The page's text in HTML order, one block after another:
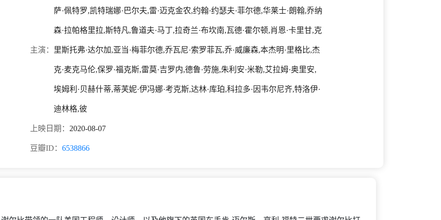
主演：
萨·佩特罗,凯特瑞娜·巴尔夫,雷·迈克金农,约翰·约瑟夫·菲尔德,华莱士·朗翰,乔纳
森·拉帕格里拉,斯特凡,鲁道夫·马丁,拉奇兰·布坎南,瓦德·霍尔顿,肖恩·卡里甘,克
里斯托弗·达尔加,亚当·梅菲尔德,乔瓦尼·索罗菲瓦,乔·威廉森,本杰明·里格比,杰
克·麦克马伦,保罗·福克斯,雷莫·吉罗内,德鲁·劳施,朱利安·米勒,艾拉姆·奥里安,
埃姆利·贝赫什蒂,蒂芙妮·伊冯娜·考克斯,达林·库珀,科拉多·因韦尔尼齐,特洛伊·
迪林格,彼
上映日期： 2020-08-07
豆瓣ID： 6538866